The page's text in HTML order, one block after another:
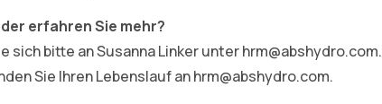
erfahren Sie mehr?
sich bitte an Susanna Linker unter hrm@abshydro.com.
Sie Ihren Lebenslauf an hrm@abshydro.com.